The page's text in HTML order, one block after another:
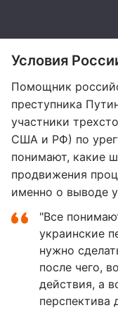
Условия
Помощник
преступника
участники
США и РФ) по
понимают, какие
продвижения
именно о выводе
"Все
украинские
нужно
после чего,
действия, а
перспектива